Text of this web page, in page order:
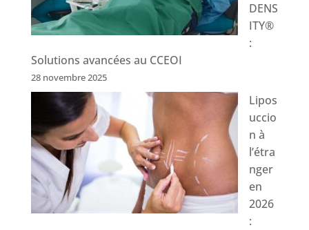
DENS
ITY®
:
Solutions avancées au CCEOI
28 novembre 2025
Lipos
uccio
n à
l’étra
nger
en
2026
: